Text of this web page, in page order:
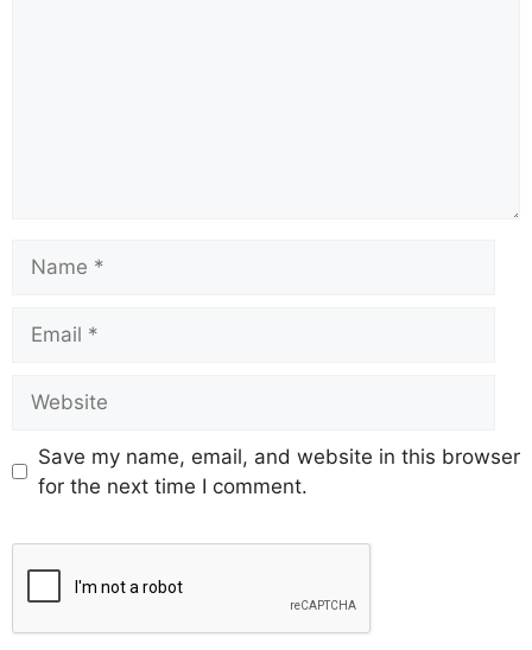
Save my name, email, and website in this browser
for the next time I comment.